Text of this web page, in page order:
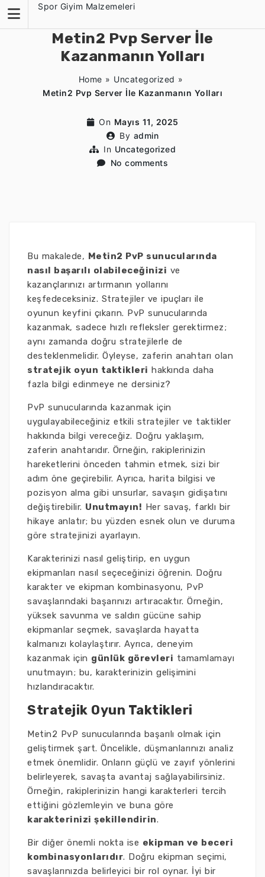
content
Spor Giyim Malzemeleri
Metin2 Pvp Server İle
Kazanmanın Yolları
Home » Uncategorized »
Metin2 Pvp Server İle Kazanmanın Yolları
On Mayıs 11, 2025
By admin
In Uncategorized
No comments
Bu makalede, Metin2 PvP sunucularında
nasıl başarılı olabileceğinizi ve
kazançlarınızı artırmanın yollarını
keşfedeceksiniz. Stratejiler ve ipuçları ile
oyunun keyfini çıkarın. PvP sunucularında
kazanmak, sadece hızlı refleksler gerektirmez;
aynı zamanda doğru stratejilerle de
desteklenmelidir. Öyleyse, zaferin anahtarı olan
stratejik oyun taktikleri hakkında daha
fazla bilgi edinmeye ne dersiniz?
PvP sunucularında kazanmak için
uygulayabileceğiniz etkili stratejiler ve taktikler
hakkında bilgi vereceğiz. Doğru yaklaşım,
zaferin anahtarıdır. Örneğin, rakiplerinizin
hareketlerini önceden tahmin etmek, sizi bir
adım öne geçirebilir. Ayrıca, harita bilgisi ve
pozisyon alma gibi unsurlar, savaşın gidişatını
değiştirebilir. Unutmayın! Her savaş, farklı bir
hikaye anlatır; bu yüzden esnek olun ve duruma
göre stratejinizi ayarlayın.
Karakterinizi nasıl geliştirip, en uygun
ekipmanları nasıl seçeceğinizi öğrenin. Doğru
karakter ve ekipman kombinasyonu, PvP
savaşlarındaki başarınızı artıracaktır. Örneğin,
yüksek savunma ve saldırı gücüne sahip
ekipmanlar seçmek, savaşlarda hayatta
kalmanızı kolaylaştırır. Ayrıca, deneyim
kazanmak için günlük görevleri tamamlamayı
unutmayın; bu, karakterinizin gelişimini
hızlandıracaktır.
Stratejik Oyun Taktikleri
Metin2 PvP sunucularında başarılı olmak için
geliştirmek şart. Öncelikle, düşmanlarınızı analiz
etmek önemlidir. Onların güçlü ve zayıf yönlerini
belirleyerek, savaşta avantaj sağlayabilirsiniz.
Örneğin, rakiplerinizin hangi karakterleri tercih
ettiğini gözlemleyin ve buna göre
karakterinizi şekillendirin.
Bir diğer önemli nokta ise ekipman ve beceri
kombinasyonlarıdır. Doğru ekipman seçimi,
savaşlarınızda belirleyici bir rol oynar. İyi bir